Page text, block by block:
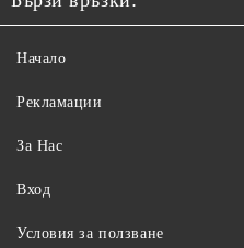
Начало
Рекламации
За Нас
Вход
Условия за ползване